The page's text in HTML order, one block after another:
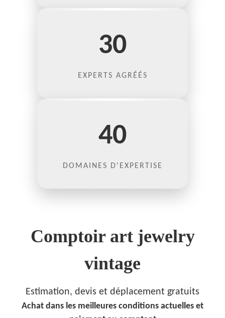
30
EXPERTS AGRÉÉS
40
DOMAINES D'EXPERTISE
Comptoir art jewelry
vintage
Estimation, devis et déplacement gratuits
Achat dans les meilleures conditions actuelles et